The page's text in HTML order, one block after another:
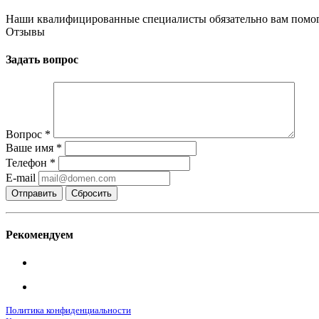
Наши квалифицированные специалисты обязательно вам
Отзывы
Задать вопрос
Вопрос *
Ваше имя *
Телефон *
E-mail
Сбросить
Рекомендуем
Политика конфиденциальности